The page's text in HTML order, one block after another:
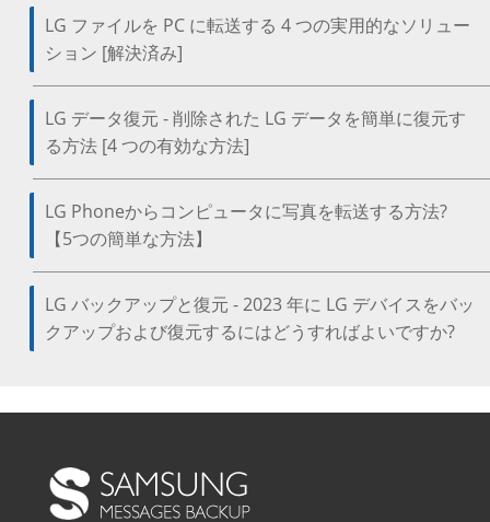
LG ファイルを PC に転送する 4 つの実用的なソリュー
ション [解決済み]
LG データ復元 - 削除された LG データを簡単に復元す
る方法 [4 つの有効な方法]
LG Phoneからコンピュータに写真を転送する方法?
【5つの簡単な方法】
LG バックアップと復元 - 2023 年に LG デバイスをバッ
クアップおよび復元するにはどうすればよいですか?